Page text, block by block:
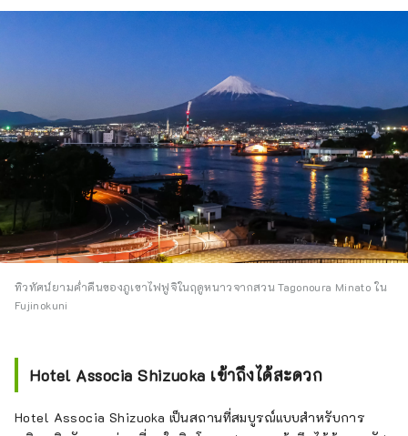
ทิวทัศน์ยามค่ำคืนของภูเขาไฟฟูจิในฤดูหนาวจากสวน Tagonoura Minato ใน
Fujinokuni
Hotel Associa Shizuoka เข้าถึงได้สะดวก
Hotel Associa Shizuoka เป็นสถานที่สมบูรณ์แบบสำหรับการ